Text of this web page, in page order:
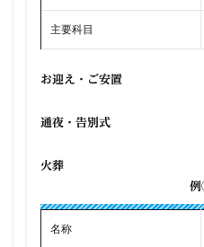
主要科目
お迎え・ご安置
通夜・告別式
火葬
名称